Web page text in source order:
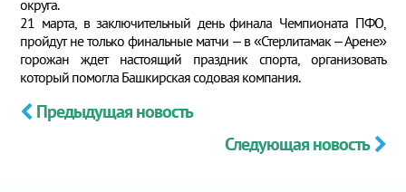
округа.
21 марта, в заключительный день финала Чемпионата ПФО,
пройдут не только финальные матчи – в «Стерлитамак – Арене»
горожан ждет настоящий праздник спорта, организовать
который помогла Башкирская содовая компания.
Предыдущая новость
Следующая новость